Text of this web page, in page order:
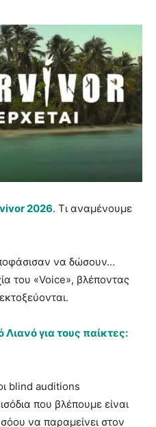
2026. Τι αναμένουμε
να δώσουν…
του «Voice», βλέποντας
για τους παίκτες:
blind auditions
που βλέπουμε είναι
να παραμείνει στον